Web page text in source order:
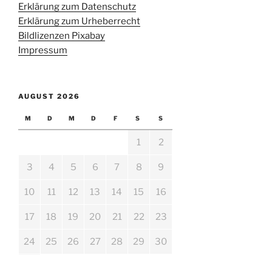
Erklärung zum Datenschutz
Erklärung zum Urheberrecht
Bildlizenzen Pixabay
Impressum
AUGUST 2026
M D M D F S S
1 2
3 4 5 6 7 8 9
10 11 12 13 14 15 16
17 18 19 20 21 22 23
24 25 26 27 28 29 30